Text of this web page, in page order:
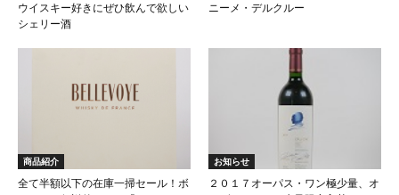
ウイスキー好きにぜひ飲んで欲しい
シェリー酒
ニーメ・デルクルー
商品紹介
全て半額以下の在庫一掃セール！ボ
お知らせ
２０１７オーパス・ワン極少量、オ